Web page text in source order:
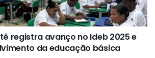
registra avanço no Ideb 2025 e
da educação básica